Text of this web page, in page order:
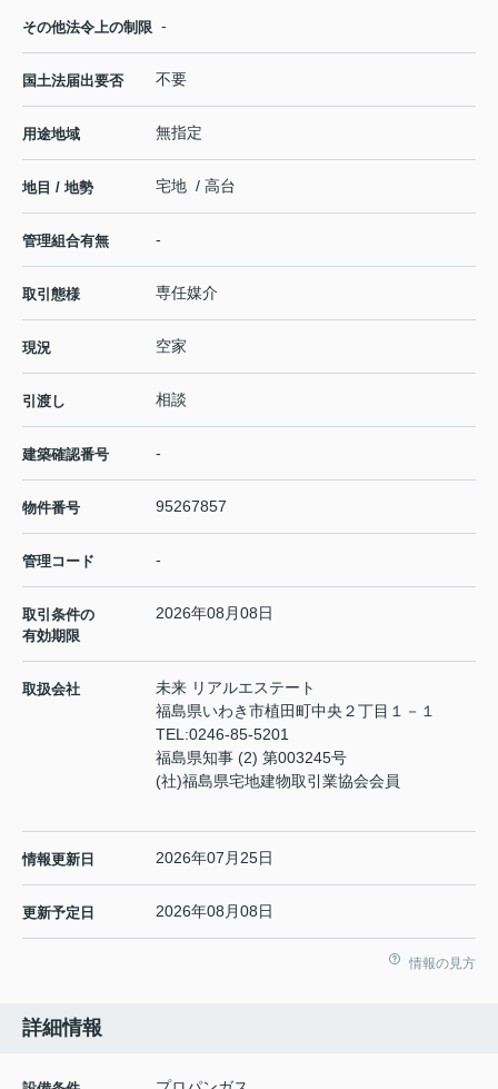
その他法令上の制限 -
国土法届出要否 不要
用途地域 無指定
地目 / 地勢 宅地 / 高台
管理組合有無 -
取引態様 専任媒介
現況 空家
引渡し 相談
建築確認番号 -
物件番号 95267857
管理コード -
取引条件の
有効期限
2026年08月08日
取扱会社
未来 リアルエステート
福島県いわき市植田町中央２丁目１－１
TEL:0246-85-5201
福島県知事 (2) 第003245号
(社)福島県宅地建物取引業協会会員
情報更新日 2026年07月25日
更新予定日 2026年08月08日
情報の見方
詳細情報